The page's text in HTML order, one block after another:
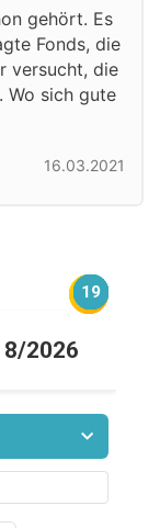
gehört. Es
Fonds, die
versucht, die
Wo sich gute
16.03.2021